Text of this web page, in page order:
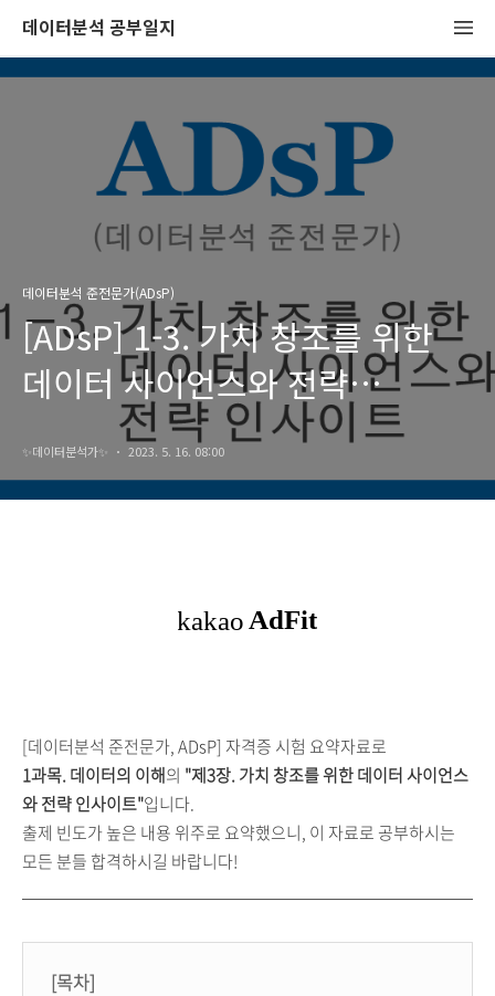
데이터분석 공부일지
데이터분석 준전문가(ADsP)
[ADsP] 1-3. 가치 창조를 위한
데이터 사이언스와 전략
인사이트
✨️데이터분석가✨️ 2023. 5. 16. 08:00
[데이터분석 준전문가, ADsP] 자격증 시험 요약자료로
1과목. 데이터의 이해의 "제3장. 가치 창조를 위한 데이터 사이언스
와 전략 인사이트"입니다.
출제 빈도가 높은 내용 위주로 요약했으니, 이 자료로 공부하시는
모든 분들 합격하시길 바랍니다!
[목차]